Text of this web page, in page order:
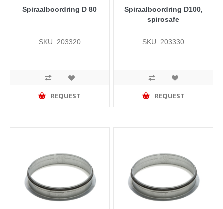
Spiraalboordring D 80
SKU: 203320
REQUEST
Spiraalboordring D100,
spirosafe
SKU: 203330
REQUEST